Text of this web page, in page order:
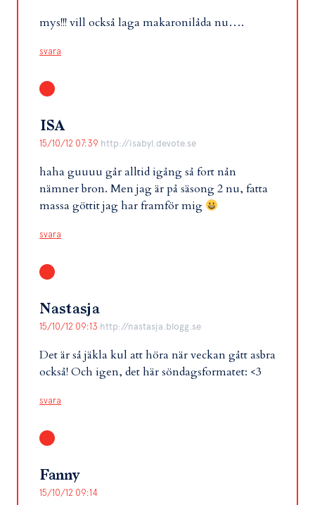
mys!!! vill också laga makaronilåda nu….
svara
ISA
15/10/12 07:39 http://isabyl.devote.se
haha guuuu går alltid igång så fort nån
nämner bron. Men jag är på säsong 2 nu, fatta
massa göttit jag har framför mig
svara
Nastasja
15/10/12 09:13 http://nastasja.blogg.se
Det är så jäkla kul att höra när veckan gått asbra
också! Och igen, det här söndagsformatet: <3
svara
Fanny
15/10/12 09:14